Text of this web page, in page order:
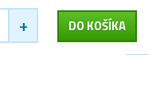
+ DO KOŠÍKA